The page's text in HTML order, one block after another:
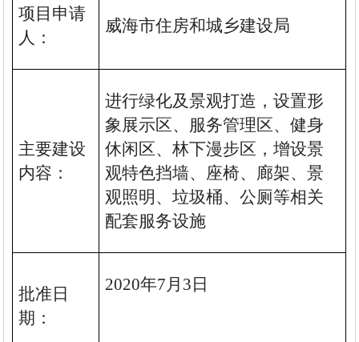
项目申请
人：
威海市住房和城乡建设局
主要建设
内容：
进行绿化及景观打造，设置形
象展示区、服务管理区、健身
休闲区、林下漫步区，增设景
观特色挡墙、 座椅、廊架、景
观照明、垃圾桶、公厕等相关
配套服务设施
批准日
期：
2020年7月 3日